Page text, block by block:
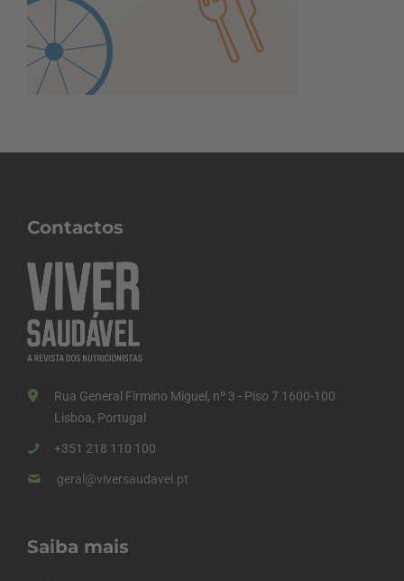
Contactos
Rua General Firmino Miguel, nº 3 - Piso 7 1600-100
Lisboa, Portugal
+351 218 110 100
geral@viversaudavel.pt
Saiba mais